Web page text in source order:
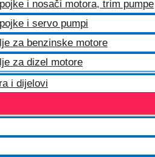
i nosači motora, trim pumpe
i servo pumpi
za benzinske motore
za dizel motore
i dijelovi